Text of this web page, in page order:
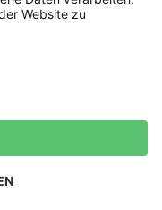
Cookie Einstellungen